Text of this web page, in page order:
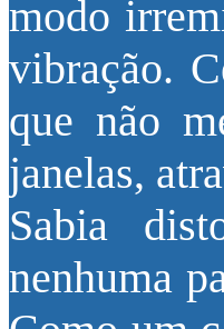
modo
vibração.
que não
janelas,
Sabia
nenhuma